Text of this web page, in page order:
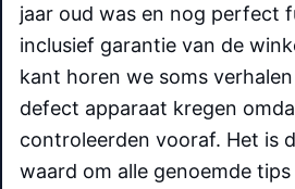
jaar oud was en nog perfect
inclusief garantie van de
kant horen we soms
defect apparaat kregen
controleerden vooraf. Het is
waard om alle genoemde